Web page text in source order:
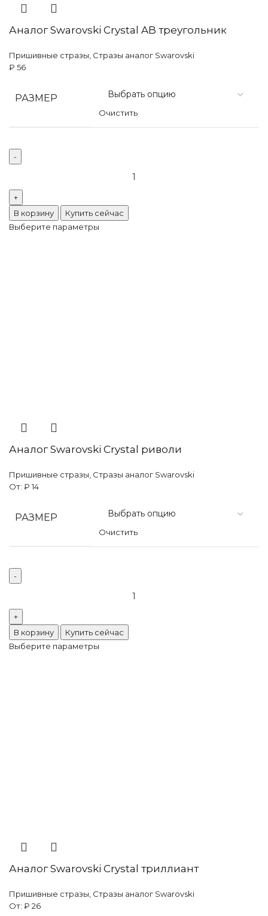
Аналог Swarovski Crystal AB треугольник
Пришивные стразы Стразы аналог Swarovski
₽ 56
РАЗМЕР
Очистить
В корзину
Купить сейчас
Выберите параметры
Аналог Swarovski Crystal риволи
Пришивные стразы Стразы аналог Swarovski
От: ₽ 14
РАЗМЕР
Очистить
В корзину
Купить сейчас
Выберите параметры
Аналог Swarovski Crystal триллиант
Пришивные стразы Стразы аналог Swarovski
От: ₽ 26